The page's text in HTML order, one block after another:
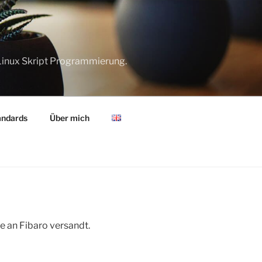
Skript Programmierung.
Über mich
an Fibaro versandt.